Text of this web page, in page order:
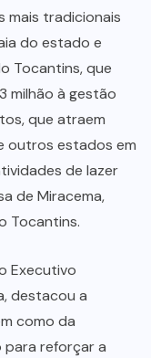
mais tradicionais
do estado e
Tocantins, que
milhão à gestão
que atraem
outros estados em
de lazer
de Miracema,
Tocantins.
Executivo
destacou a
como da
para reforçar a